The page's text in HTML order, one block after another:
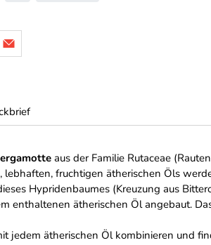
aus der Familie Rutaceae
lebhaften, fruchtigen ätherischen Öls
Hypridenbaumes (Kreuzung aus
enthaltenen ätherischen Öl angebaut.
jedem ätherischen Öl kombinieren und